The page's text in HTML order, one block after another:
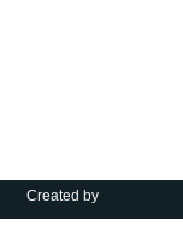
Created by